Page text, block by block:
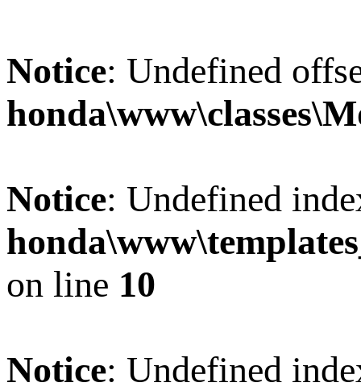
Notice: Undefined
Notice: Undefined
on line 10
Notice: Undefined